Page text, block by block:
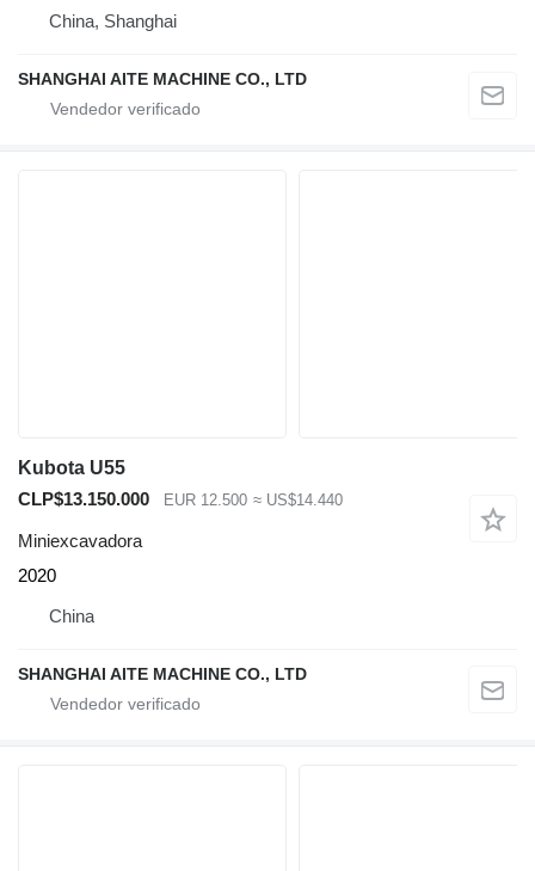
China, Shanghai
SHANGHAI AITE MACHINE CO., LTD
Kubota U55
CLP$13.150.000
EUR 12.500 ≈ US$14.440
Miniexcavadora
2020
China
SHANGHAI AITE MACHINE CO., LTD